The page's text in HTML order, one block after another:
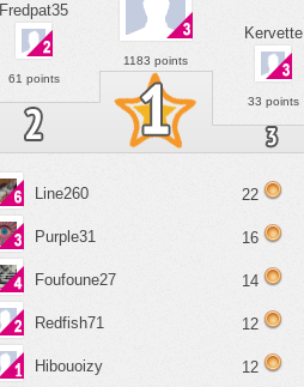
1183 points
Fredpat35
61 points
Kervette
33 points
Line260 22
Purple31 16
Foufoune27 14
Redfish71 12
Hibouoizy 12